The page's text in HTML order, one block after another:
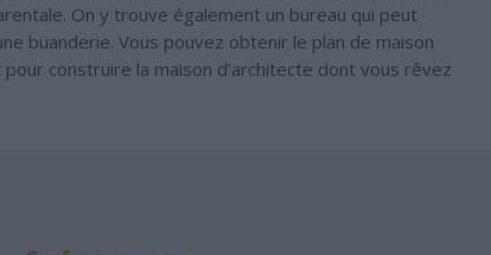
On y trouve également un bureau qui peut
buanderie. Vous pouvez obtenir le plan de maison
construire la maison d’architecte dont vous rêvez